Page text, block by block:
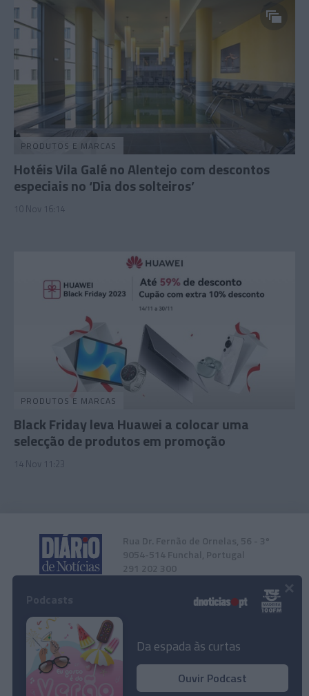
'Black Friday' chega aos hotéis do Grupo
PRODUTOS E MARCAS
Hotéis Vila Galé no Alentejo com descontos
especiais no ‘Dia dos solteiros’
10 Nov 16:14
PRODUTOS E MARCAS
Black Friday leva Huawei a colocar uma
selecção de produtos em promoção
14 Nov 11:23
Rua Dr. Fernão de Ornelas, 56 - 3º
9054-514 Funchal, Portugal
291 202 300
Instale a nossa App
© 2023 Empresa Diário de Notícias, Lda.
Da espada às curtas
Ouvir Podcast
×